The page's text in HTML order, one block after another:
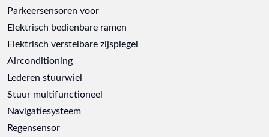
Parkeersensoren voor
Elektrisch bedienbare ramen
Elektrisch verstelbare zijspiegel
Airconditioning
Lederen stuurwiel
Stuur multifunctioneel
Navigatiesysteem
Regensensor